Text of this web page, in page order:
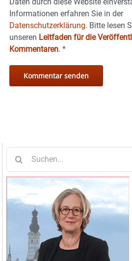
Informationen erfahren Sie in der
Datenschutzerklärung. Bitte lesen
unseren Leitfaden für die
Kommentaren. *
nach: